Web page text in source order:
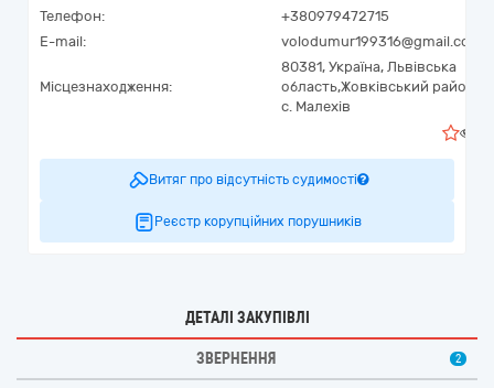
Телефон:
+380979472715
E-mail:
volodumur199316@gmail.com
Місцезнаходження:
80381, Україна, Львівська
область,Жовківський район,
с. Малехів
Витяг про відсутність судимості
Реєстр корупційних порушників
ДЕТАЛІ ЗАКУПІВЛІ
ЗВЕРНЕННЯ 2